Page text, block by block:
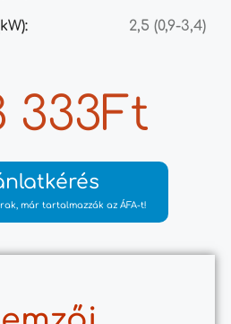
2,5 (0,9-3,4)
333Ft
már tartalmazzák az ÁFA-t!